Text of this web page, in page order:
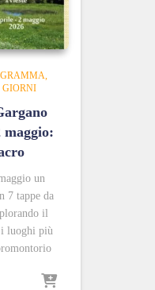
maggio:
un
7 tappe da
il
i luoghi più